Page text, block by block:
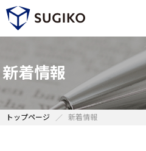
新着情報
トップページ 新着情報